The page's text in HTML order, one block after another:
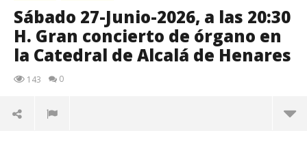
Sábado 27-Junio-2026, a las 20:30
H. Gran concierto de órgano en
la Catedral de Alcalá de Henares
143 0